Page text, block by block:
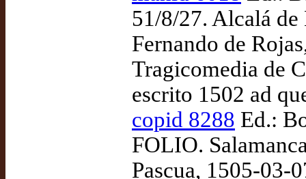
51/8/27. Alcalá de
Fernando de
Tragicomedia de
escrito 1502 ad
copid 8288 Ed.:
FOLIO.
Pascua, 1505-03-